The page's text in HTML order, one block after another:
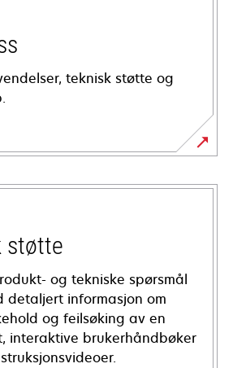
teknisk støtte og
støtte
og tekniske spørsmål
detaljert informasjon om
og feilsøking av en
interaktive brukerhåndbøker